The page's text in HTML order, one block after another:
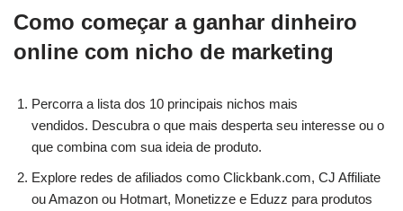
Como começar a ganhar dinheiro
online com nicho de marketing
Percorra a lista dos 10 principais nichos mais
vendidos. Descubra o que mais desperta seu interesse ou o
que combina com sua ideia de produto.
Explore redes de afiliados como Clickbank.com, CJ Affiliate
ou Amazon ou Hotmart, Monetizze e Eduzz para produtos